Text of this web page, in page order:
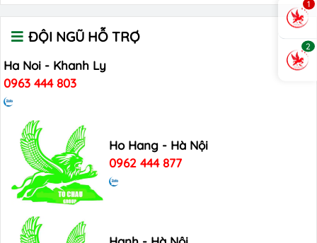
ĐỘI NGŨ HỖ TRỢ
Ha Noi - Khanh Ly
0963 444 803
Ho Hang - Hà Nội
0962 444 877
1
2